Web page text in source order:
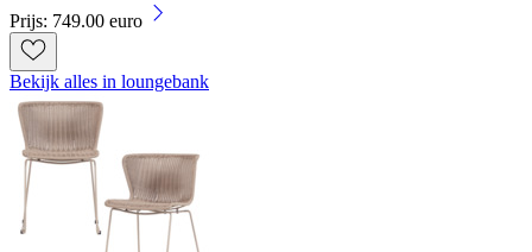
Prijs: 749.00 euro
Bekijk alles in loungebank